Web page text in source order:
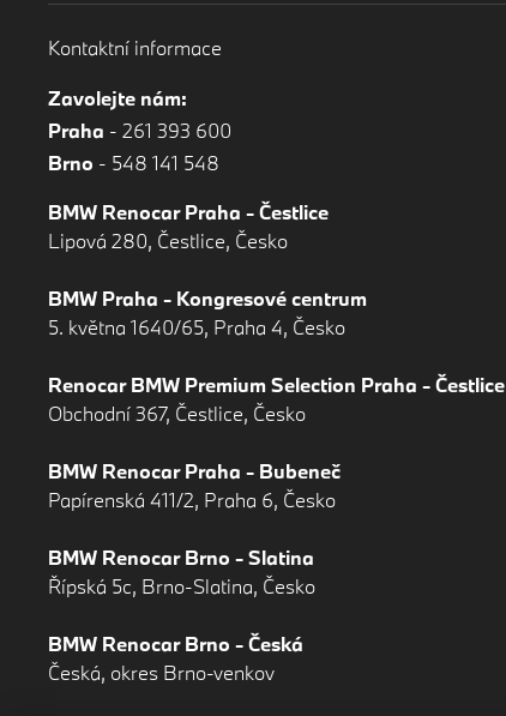
Kontaktní informace
Zavolejte nám:
Praha - 261 393 600
Brno - 548 141 548
BMW Renocar Praha - Čestlice
Lipová 280, Čestlice, Česko
BMW Praha - Kongresové centrum
5. května 1640/65, Praha 4, Česko
Renocar BMW Premium Selection Praha - Čestlice
Obchodní 367, Čestlice, Česko
BMW Renocar Praha - Bubeneč
Papírenská 411/2, Praha 6, Česko
BMW Renocar Brno - Slatina
Řípská 5c, Brno-Slatina, Česko
BMW Renocar Brno - Česká
Česká, okres Brno-venkov